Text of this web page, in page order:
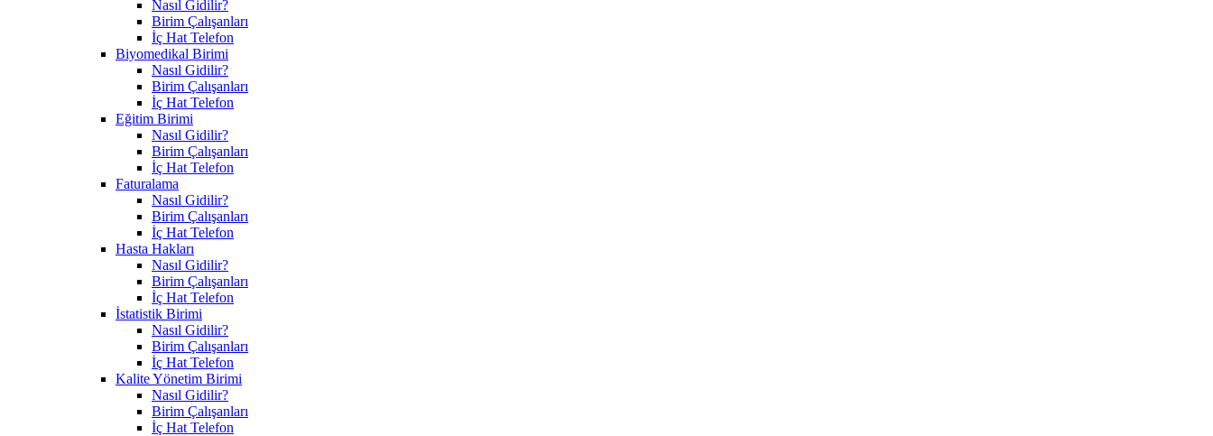
Nasıl Gidilir?
Birim Çalışanları
İç Hat Telefon
Biyomedikal Birimi
Nasıl Gidilir?
Birim Çalışanları
İç Hat Telefon
Eğitim Birimi
Nasıl Gidilir?
Birim Çalışanları
İç Hat Telefon
Faturalama
Nasıl Gidilir?
Birim Çalışanları
İç Hat Telefon
Hasta Hakları
Nasıl Gidilir?
Birim Çalışanları
İç Hat Telefon
İstatistik Birimi
Nasıl Gidilir?
Birim Çalışanları
İç Hat Telefon
Kalite Yönetim Birimi
Nasıl Gidilir?
Birim Çalışanları
İç Hat Telefon